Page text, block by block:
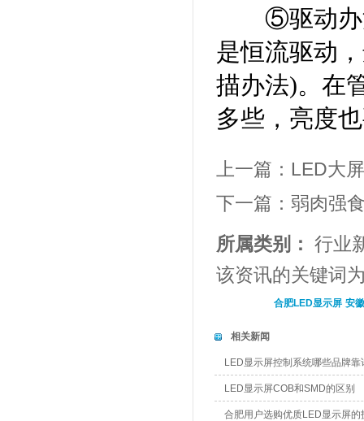
⑤驱动办法
是恒流驱动
描办法)。在
多些，亮度
上一篇： LED大
下一篇： 弱肉强
所属类别： 行业
该资讯的关键词
合肥LED显示屏 安
相关新闻
LED显示屏控制系统哪些品牌靠
LED显示屏COB和SMD的区别
合肥用户选购优质LED显示屏的